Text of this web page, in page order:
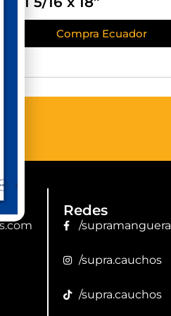
Compra Ecuador
Redes
/supramanguera
/supra.cauchos
/supra.cauchos